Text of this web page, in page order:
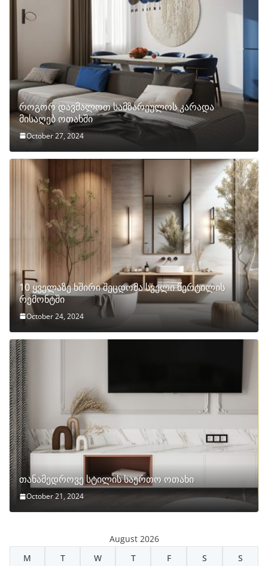
როგორ დავმალოთ სამზარეულოს კარადა
მისაღებ ოთახში
October 27, 2024
10 ყველაზე ხშირი შეცდომა სველი წერტილის
რემონტში
October 24, 2024
თანამედროვე სტილის საერთო ოთახი
October 21, 2024
August 2026
M
T W T F S S